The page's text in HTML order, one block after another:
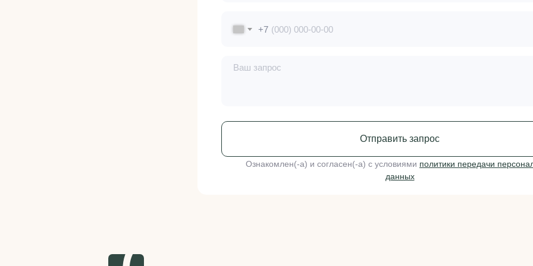
+7
Отправить запрос
Ознакомлен(-а) и согласен(-a) с условиями политики передачи
данных